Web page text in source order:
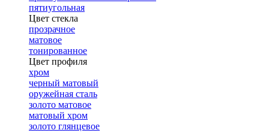
пятиугольная
Цвет стекла
прозрачное
матовое
тонированное
Цвет профиля
хром
черный матовый
оружейная сталь
золото матовое
матовый хром
золото глянцевое